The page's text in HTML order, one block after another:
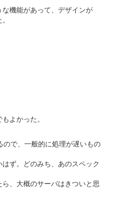
機能があって、デザインが
よかった。
ので、一般的に処理が遅いもの
ず。どのみち、あのスペック
、大概のサーバはきついと思